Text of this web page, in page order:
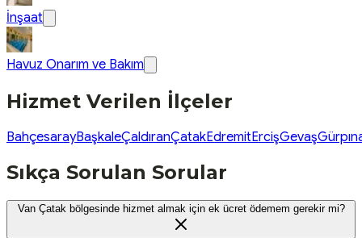
İnşaat
Havuz Onarım ve Bakım
Hizmet Verilen İlçeler
BahçesarayBaşkaleÇaldıranÇatakEdremitErcişGevaş
Sıkça Sorulan Sorular
Van Çatak bölgesinde hizmet almak için ek ücret ödemem gerekir mi?